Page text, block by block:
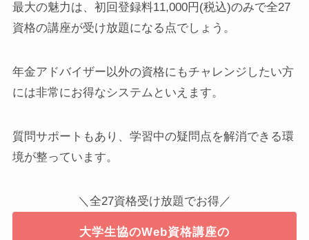
最大の魅力は、初回登録料11,000円(税込)のみで全27
資格の講座が受け放題になる点でしょう。
年金アドバイザー以外の資格にもチャレンジしたい方
には非常にお得なシステムといえます。
質問サポートもあり、学習中の疑問点を解消できる環
境が整っています。
＼全27資格受け放題でお得／
大学生協のWeb資格講座の